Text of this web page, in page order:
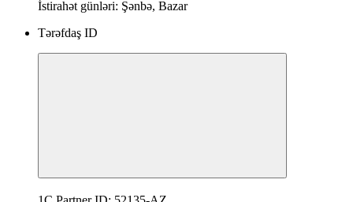
İstirahət günləri: Şənbə, Bazar
Tərəfdaş ID